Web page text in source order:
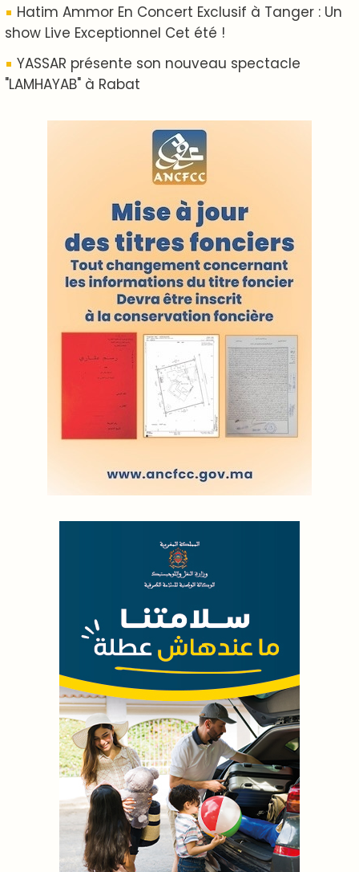
ABOUT US
A propos de L'ODJ
VOS CONTRIBUTIONS
Proposer votre article
LODJ VIDÉO
L'ODJ LIVE TV
LODJ AUDIO
WEB RADIO R212
Copyright © 2022 Groupe de presse Arrissala
Ce site utilise Google Analytics. En continuant à naviguer, vous nous
autorisez à déposer un cookie à des fins de mesure d'audience
Plan du site| Syndication